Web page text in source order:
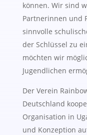
können. Wir sind
Partnerinnen und
sinnvolle
der Schlüssel zu
möchten wir
Jugendlichen
Der Verein
Deutschland
Organisation in
und Konzeption